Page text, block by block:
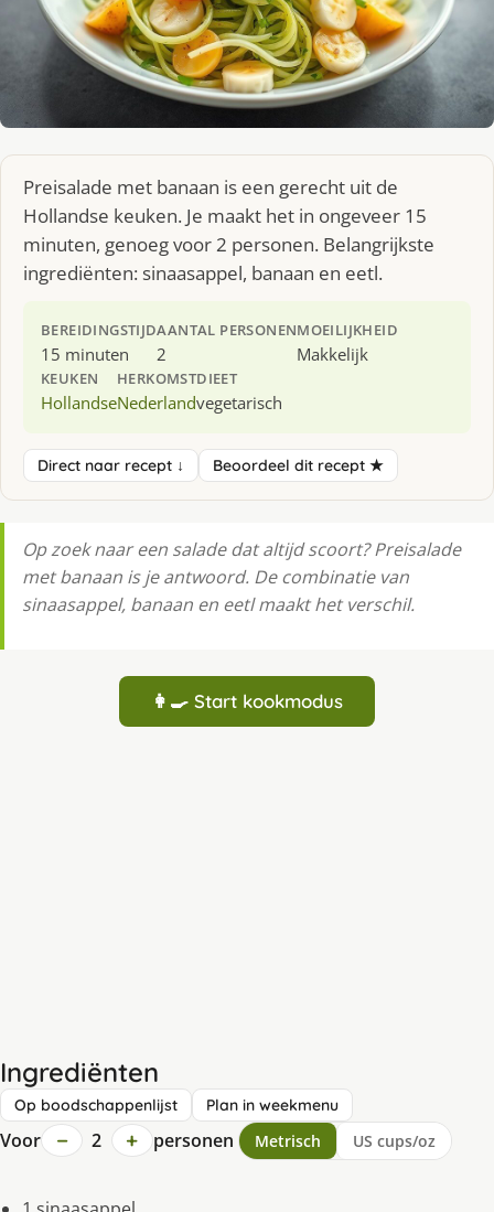
Preisalade met banaan is een gerecht uit de
Hollandse keuken. Je maakt het in ongeveer 15
minuten, genoeg voor 2 personen. Belangrijkste
ingrediënten: sinaasappel, banaan en eetl.
BEREIDINGSTIJD
15 minuten
AANTAL PERSONEN
2
MOEILIJKHEID
Makkelijk
KEUKEN
Hollandse
HERKOMST
Nederland
DIEET
vegetarisch
Direct naar recept ↓ Beoordeel dit recept ★
Op zoek naar een salade dat altijd scoort? Preisalade
met banaan is je antwoord. De combinatie van
sinaasappel, banaan en eetl maakt het verschil.
👩‍🍳 Start kookmodus
Ingrediënten
Op boodschappenlijst Plan in weekmenu
Voor − 2 + personen Metrisch US cups/oz